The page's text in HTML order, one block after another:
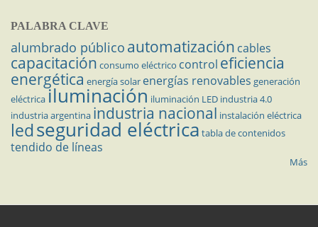
PALABRA CLAVE
alumbrado público automatización cables
capacitación consumo eléctrico control eficiencia
energética energía solar energías renovables generación
eléctricailuminación iluminación LED industria 4.0
industria argentina industria nacional instalación eléctrica
ledseguridad eléctrica tabla de contenidos
tendido de líneas
Más